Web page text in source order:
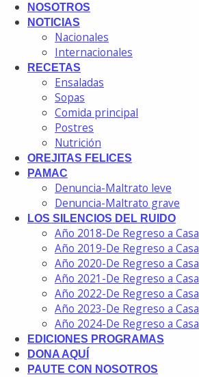
NOSOTROS
NOTICIAS
Nacionales
Internacionales
RECETAS
Ensaladas
Sopas
Comida principal
Postres
Nutrición
OREJITAS FELICES
PAMAC
Denuncia-Maltrato leve
Denuncia-Maltrato grave
LOS SILENCIOS DEL RUIDO
Año 2018-De Regreso a Casa
Año 2019-De Regreso a Casa
Año 2020-De Regreso a Casa
Año 2021-De Regreso a Casa
Año 2022-De Regreso a Casa
Año 2023-De Regreso a Casa
Año 2024-De Regreso a Casa
EDICIONES PROGRAMAS
DONA AQUÍ
PAUTE CON NOSOTROS